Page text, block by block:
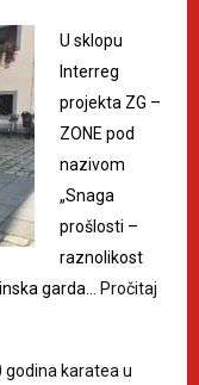
U sklopu
Interreg
projekta ZG –
ZONE pod
nazivom
„Snaga
prošlosti –
raznolikost
garda…
Pročitaj
godina karatea u